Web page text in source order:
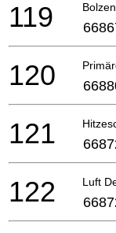
119
120
121
Luft
122